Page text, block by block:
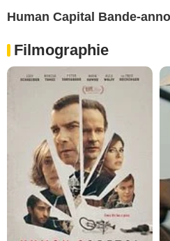
Human Capital Bande-
Filmographie